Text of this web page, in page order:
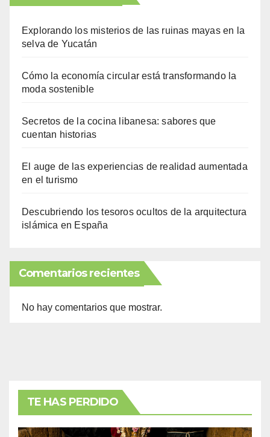
Explorando los misterios de las ruinas mayas en la
selva de Yucatán
Cómo la economía circular está transformando la
moda sostenible
Secretos de la cocina libanesa: sabores que
cuentan historias
El auge de las experiencias de realidad aumentada
en el turismo
Descubriendo los tesoros ocultos de la arquitectura
islámica en España
Comentarios recientes
No hay comentarios que mostrar.
TE HAS PERDIDO